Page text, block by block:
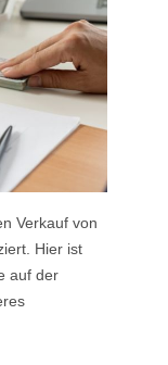
Verkauf von
Hier ist
auf der